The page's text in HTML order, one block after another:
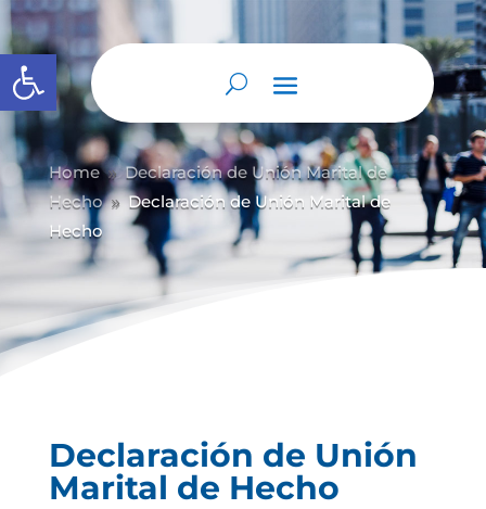
Abrir barra de herramientas
Home 9 Declaración de Unión Marital de
Hecho 9 Declaración de Unión Marital de
Hecho
Declaración de Unión
Marital de Hecho